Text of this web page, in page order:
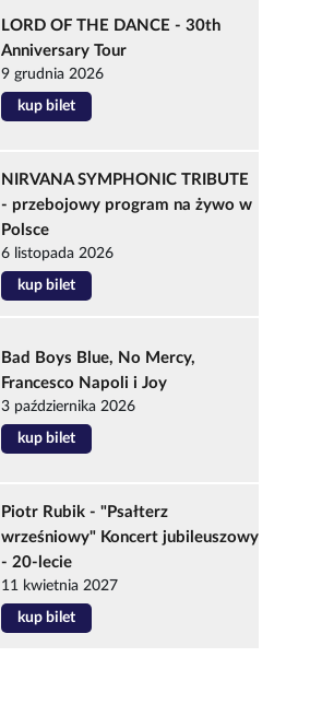
LORD OF THE DANCE - 30th
Anniversary Tour
9 grudnia 2026
kup bilet
NIRVANA SYMPHONIC TRIBUTE
- przebojowy program na żywo w
Polsce
6 listopada 2026
kup bilet
Bad Boys Blue, No Mercy,
Francesco Napoli i Joy
3 października 2026
kup bilet
Piotr Rubik - "Psałterz
wrześniowy" Koncert jubileuszowy
- 20-lecie
11 kwietnia 2027
kup bilet